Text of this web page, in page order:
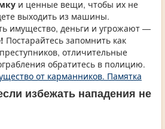
и ценные вещи, чтобы их не
выходить из машины.
имущество, деньги и угрожают —
Постарайтесь запомнить как
отличительные
обратитесь в полицию.
от карманников. Памятка
избежать нападения не